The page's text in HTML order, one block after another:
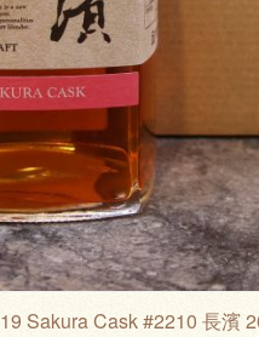
Sakura Cask #2210 長濱